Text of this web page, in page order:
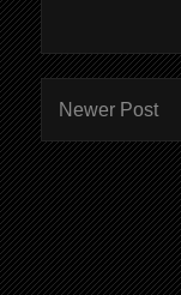
Newer Post